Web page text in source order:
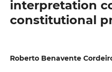
interpretation
constitutional
Roberto Benavente